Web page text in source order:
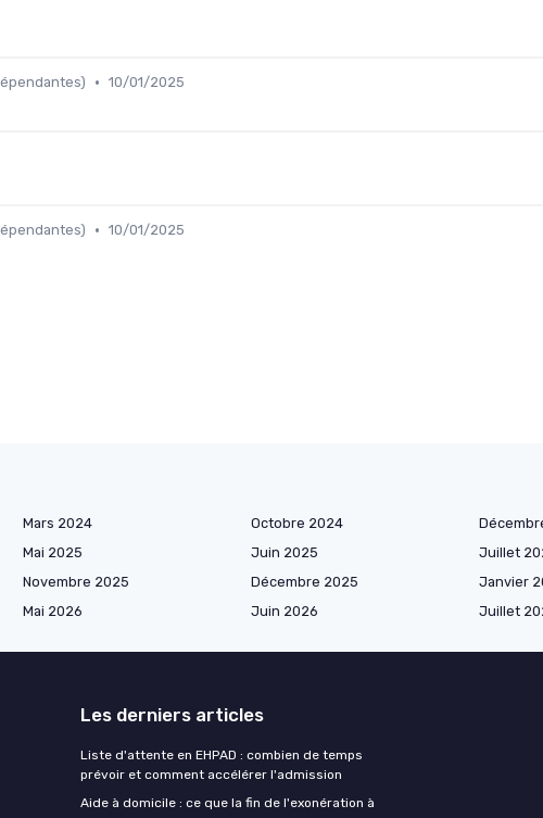
• 10/01/2025
• 10/01/2025
Mars 2024 Octobre 2024
Mai 2025 Juin 2025 Juillet
Novembre 2025 Décembre 2025 Janvier
Mai 2026 Juin 2026 Juillet
Les derniers articles
Liste d'attente en EHPAD : combien de temps
prévoir et comment accélérer l'admission
Aide à domicile : ce que la fin de l'exonération à